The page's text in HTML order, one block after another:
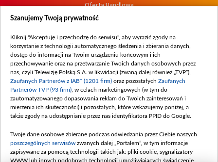
Oferta Handlowa
Dostępność
Procedura zgłoszeń wewnętrznych
Szanujemy Twoją prywatność
Kliknij "Akceptuję i przechodzę do serwisu", aby wyrazić zgody na
korzystanie z technologii automatycznego śledzenia i zbierania danych,
dostęp do informacji na Twoim urządzeniu końcowym i ich
przechowywanie oraz na przetwarzanie Twoich danych osobowych przez
nas, czyli Telewizję Polską S.A. w likwidacji (zwaną dalej również „TVP”),
Zaufanych Partnerów z IAB* (1201 firm) oraz pozostałych Zaufanych
Partnerów TVP (93 firm) , w celach marketingowych (w tym do
zautomatyzowanego dopasowania reklam do Twoich zainteresowań i
mierzenia ich skuteczności) i pozostałych, które wskazujemy poniżej, a
także zgody na udostępnianie przez nas identyfikatora PPID do Google.
Twoje dane osobowe zbierane podczas odwiedzania przez Ciebie naszych
poszczególnych serwisów zwanych dalej „Portalem”, w tym informacje
zapisywane za pomocą technologii takich jak: pliki cookie, sygnalizatory
WWW lub innych podobnych technologii umożliwiających świadczenie